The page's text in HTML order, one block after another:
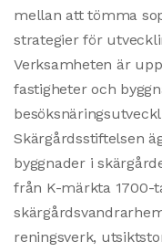
mellan att tömma
strategier för
Verksamheten är
fastigheter och
Skärgårdsstiftelsen
byggnader i
från K-märkta 1700-
reningsverk,